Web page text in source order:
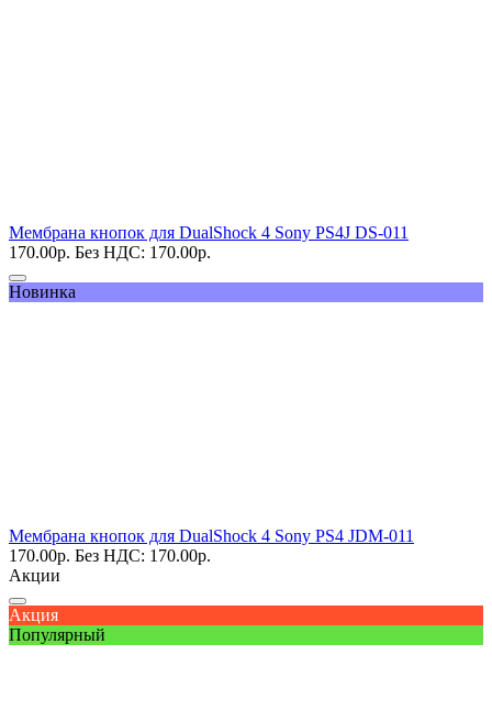
Мембрана кнопок для DualShock 4 Sony PS4J DS-011
170.00р. Без НДС: 170.00р.
Новинка
Мембрана кнопок для DualShock 4 Sony PS4 JDM-011
170.00р. Без НДС: 170.00р.
Акции
Акция
Популярный